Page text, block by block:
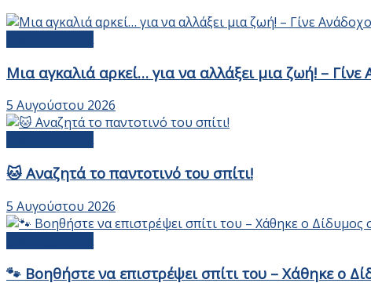
Μια αγκαλιά αρκεί… για να αλλάξει μια ζωή! –
5 Αυγούστου 2026
🐱 Αναζητά το παντοτινό του σπίτι!
5 Αυγούστου 2026
🐾 Βοηθήστε να επιστρέψει σπίτι του – Χάθηκε ο